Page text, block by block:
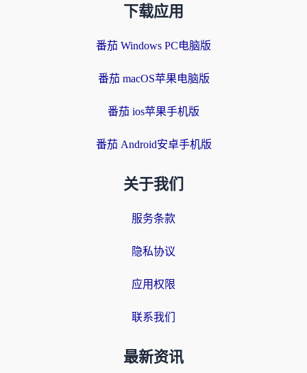
下载应用
番茄 Windows PC电脑版
番茄 macOS苹果电脑版
番茄 ios苹果手机版
番茄 Android安卓手机版
关于我们
服务条款
隐私协议
应用权限
联系我们
最新资讯